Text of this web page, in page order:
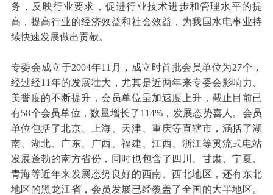
务，反映行业要求，促进行业技术进步和管理水平的提
高，提高行业的经济效益和社会效益，为我国水电事业持
续快速发展做出贡献。
专委会成立于2004年11月，成立时首批会员单位为27个，
经过经11年的发展壮大，尤其是近两年来专委会影响力、
美誉度的不断提升，会员单位呈加速度上升，截止目前已
有58个会员单位，数量增长了114%，发展态势喜人。会员
单位包括了北京、上海、天津、重庆等直辖市，涵括了湖
南、湖北、广东、广西、福建、江西、浙江等贯流式电站
发展蓬勃的南方省份，同时也包含了四川、甘肃、宁夏、
青海等近年来发展态势良好的西南、西北地区，还有东北
地区的黑龙江省，会员发展已经覆盖了全国的大半地区。